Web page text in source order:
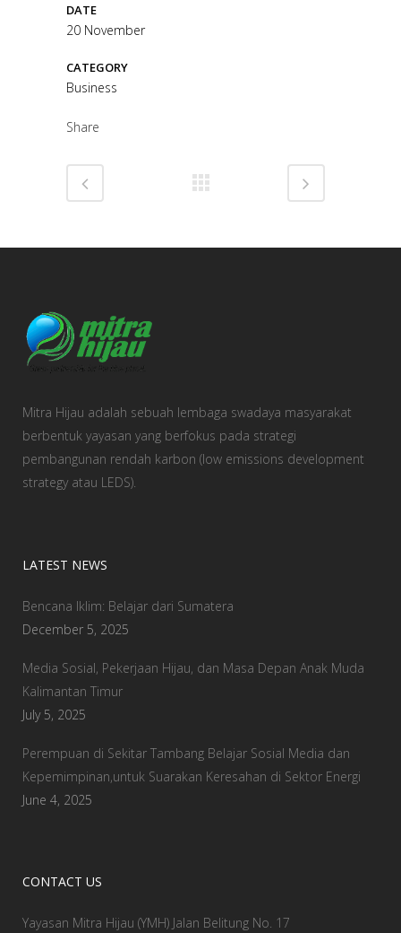
DATE
20 November
CATEGORY
Business
Share
Mitra Hijau adalah sebuah lembaga swadaya masyarakat
berbentuk yayasan yang berfokus pada strategi
pembangunan rendah karbon (low emissions development
strategy atau LEDS).
LATEST NEWS
Bencana Iklim: Belajar dari Sumatera
December 5, 2025
Media Sosial, Pekerjaan Hijau, dan Masa Depan Anak Muda
Kalimantan Timur
July 5, 2025
Perempuan di Sekitar Tambang Belajar Sosial Media dan
Kepemimpinan,untuk Suarakan Keresahan di Sektor Energi
June 4, 2025
CONTACT US
Yayasan Mitra Hijau (YMH) Jalan Belitung No. 17